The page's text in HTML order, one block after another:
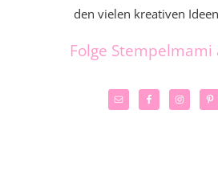
den vielen kreativen
Folge